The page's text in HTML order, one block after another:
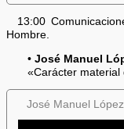
13:00
Hombre.
•José Manuel
«Carácter material
José Manuel